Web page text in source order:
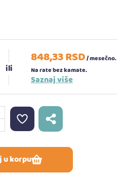
848,33RSD/ mesečno.
Na rate bez kamate.
Saznaj više
u korpu